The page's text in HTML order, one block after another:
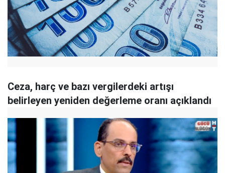
Ceza, harç ve bazı vergilerdeki artışı
belirleyen yeniden değerleme oranı açıklandı